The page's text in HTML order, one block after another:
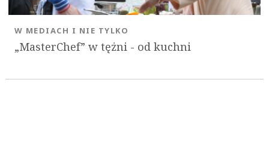
„MasterChef” w tężni - od kuchni
W MEDIACH I NIE TYLKO